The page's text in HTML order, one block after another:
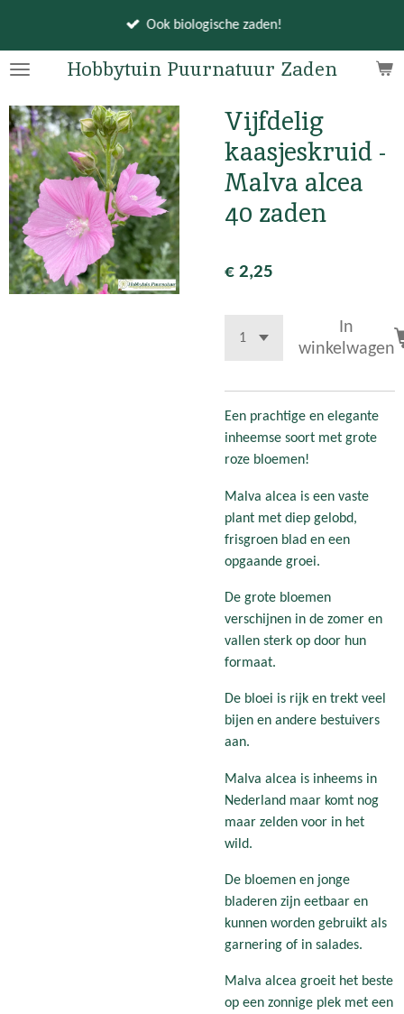
naar
hoofdinhoud
Hobbytuin Puurnatuur Zaden
Ook biologische zaden!
Vijfdelig
kaasjeskruid -
Malva alcea
40 zaden
€ 2,25
In
winkelwagen
Een prachtige en elegante
inheemse soort met grote
roze bloemen!
Malva alcea is een vaste
plant met diep gelobd,
frisgroen blad en een
opgaande groei.
De grote bloemen
verschijnen in de zomer en
vallen sterk op door hun
formaat.
De bloei is rijk en trekt veel
bijen en andere bestuivers
aan.
Malva alcea is inheems in
Nederland maar komt nog
maar zelden voor in het
wild.
De bloemen en jonge
bladeren zijn eetbaar en
kunnen worden gebruikt als
garnering of in salades.
Malva alcea groeit het beste
op een zonnige plek met een